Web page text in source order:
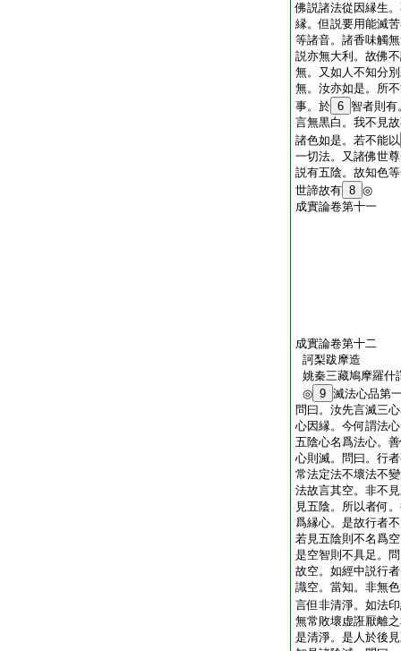
佛説諸法從因縁生
縁。但説要用能滅
等諸音。諸香味觸
説亦無大利。故佛
無。又如人不知分
無。汝亦如是。所
事。於 6 智者則有
言無黒白。我不見
諸色如是。若不能以
一切法。又諸佛世
説有五陰。故知色
世諦故有 8 ◎
成實論卷第十一
成實論卷第十二
訶梨跋摩造
姚秦三藏鳩摩羅什
◎ 9 滅法心品第
問曰。汝先言滅三
心因縁。今何謂法
五陰心名爲法心。
心則滅。問曰。行
常法定法不壞法不
法故言其空。非不
見五陰。所以者何
爲縁心。是故行者
若見五陰則不名爲
是空智則不具足。
故空。如經中説行
識空。當知。非無
言但非清淨。如法
無常敗壞虚誑厭離
是清淨。是人於後